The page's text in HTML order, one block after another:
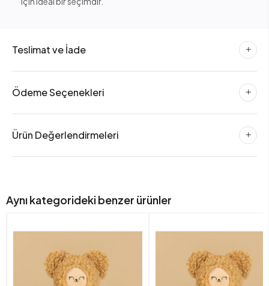
Teslimat ve İade
Ödeme Seçenekleri
Ürün Değerlendirmeleri
Aynı kategorideki benzer ürünler